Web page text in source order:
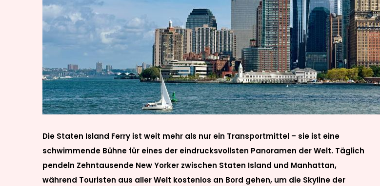
Die Staten Island Ferry ist weit mehr als nur ein Transportmittel – sie ist eine
schwimmende Bühne für eines der eindrucksvollsten Panoramen der Welt. Täglich
pendeln Zehntausende New Yorker zwischen Staten Island und Manhattan,
während Touristen aus aller Welt kostenlos an Bord gehen, um die Skyline der